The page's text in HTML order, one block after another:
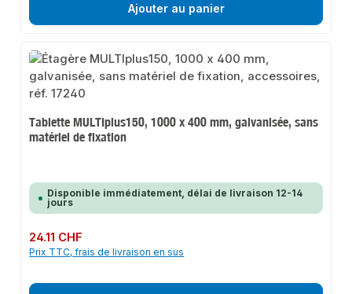
Ajouter au panier
Tablette MULTIplus150, 1000 x 400 mm, galvanisée, sans
matériel de fixation
Disponible immédiatement, délai de livraison 12-14
jours
Prix régulier :
24.11 CHF
Prix TTC, frais de livraison en sus